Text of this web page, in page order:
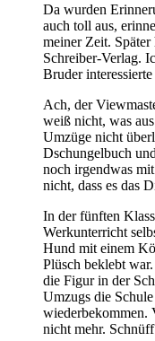
Da wurden
auch toll aus,
meiner Zeit.
Schreiber-Verlag.
Bruder
Ach, der
weiß nicht, was
Umzüge nicht
Dschungelbuch
noch irgendwas
nicht, dass es das
In der fünften
Werkunterricht
Hund mit einem
Plüsch beklebt
die Figur in der
Umzugs die
wiederbekommen.
nicht mehr.